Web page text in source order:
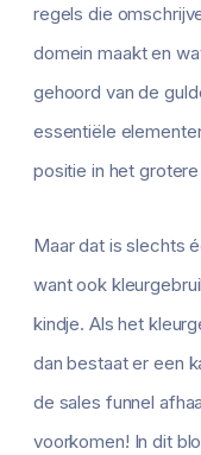
regels die
domein maakt en
gehoord van de
essentiële
positie in het
Maar dat is slechts
want ook
kindje. Als het
dan bestaat er een
de sales funnel
voorkomen! In dit